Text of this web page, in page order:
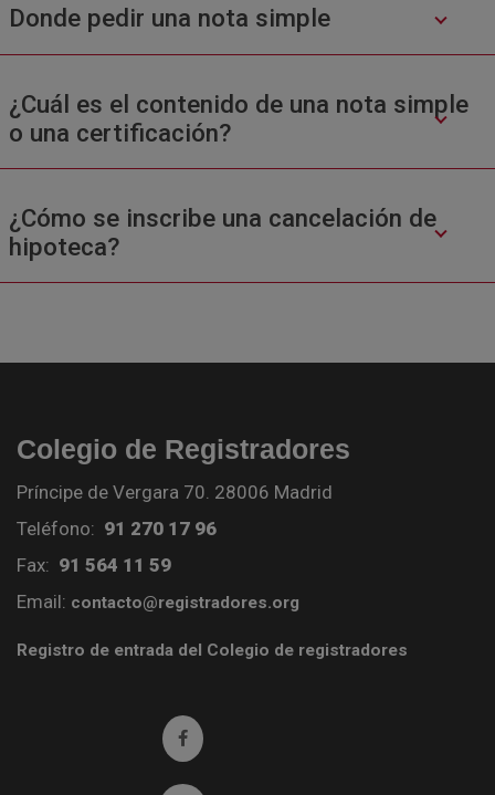
Donde pedir una nota simple
¿Cuál es el contenido de una nota simple
o una certificación?
¿Cómo se inscribe una cancelación de
hipoteca?
Colegio de Registradores
Príncipe de Vergara 70. 28006 Madrid
Teléfono: 91 270 17 96
Fax: 91 564 11 59
Email: contacto@registradores.org
Registro de entrada del Colegio de registradores
Ir a facebook (abre en ventana nueva)